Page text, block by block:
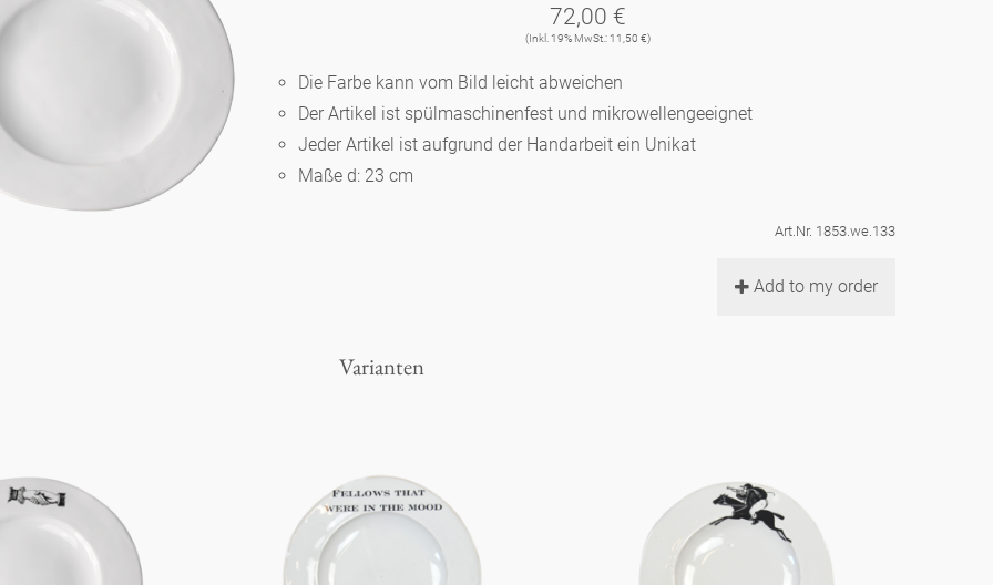
Slumberland
Unpraktisch
Figuren
72,00 €
(Inkl. 19% MwSt.: 11,50 €)
Die Farbe kann vom Bild leicht abweichen
Der Artikel ist spülmaschinenfest und mikrowellengeeignet
Jeder Artikel ist aufgrund der Handarbeit ein Unikat
Maße d: 23 cm
Art.Nr. 1853.we.133
Add to my order
Varianten